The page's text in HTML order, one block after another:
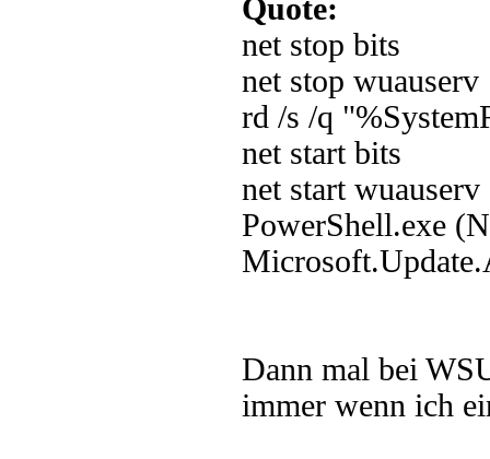
Quote:
net stop bits
net stop wuauserv
rd /s /q
net start bits
net start wuauserv
PowerShell.exe
Dann mal bei
immer wenn ich